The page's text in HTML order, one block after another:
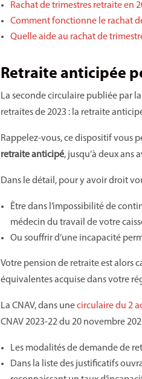
Rachat de trimestres retraite en
Comment fonctionne le rachat
Quelle aide au rachat de
Retraite anticipée
La seconde circulaire publiée par
retraites de 2023 : la retraite
Rappelez-vous, ce dispositif vous
retraite anticipé, jusqu’à deux ans
Dans le détail, pour y avoir droit
Être dans l’impossibilité de
médecin du travail de votre
Ou souffrir d’une incapacité
Votre pension de retraite est alors
équivalentes acquise dans votre
La CNAV, dans unecirculaire du 2
CNAV 2023-22 du 20 novembre
Les modalités de demande de
Dans la liste des justificatifs